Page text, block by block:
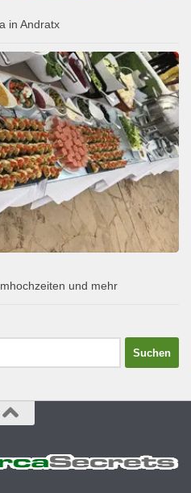
in Andratx
und mehr